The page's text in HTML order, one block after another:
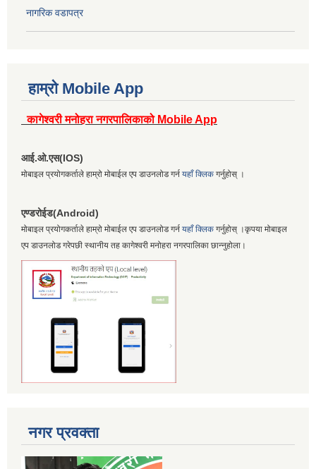
नागरिक वडापत्र
हाम्रो Mobile App
कागेश्वरी मनोहरा नगरपालिकाको Mobile App
आई.ओ.एस(IOS)
मोबाइल प्रयोगकर्ताले हाम्रो मोबाईल एप डाउनलोड गर्न यहाँ क्लिक गर्नुहोस् ।
एण्डरोईड(Android)
मोबाइल प्रयोगकर्ताले हाम्रो मोबाईल एप डाउनलोड गर्न यहाँ क्लिक गर्नुहोस् ।कृपया मोबाइल
एप डाउनलोड गरेपछी स्थानीय तह कागेश्वरी मनोहरा नगरपालिका छान्नुहोला।
नगर प्रवक्ता